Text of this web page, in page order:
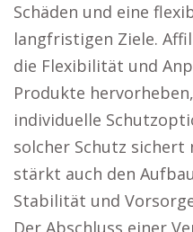
Schäden und eine
langfristigen Ziele.
die Flexibilität und
Produkte
individuelle
solcher Schutz
stärkt auch den
Stabilität und
Der Abschluss einer